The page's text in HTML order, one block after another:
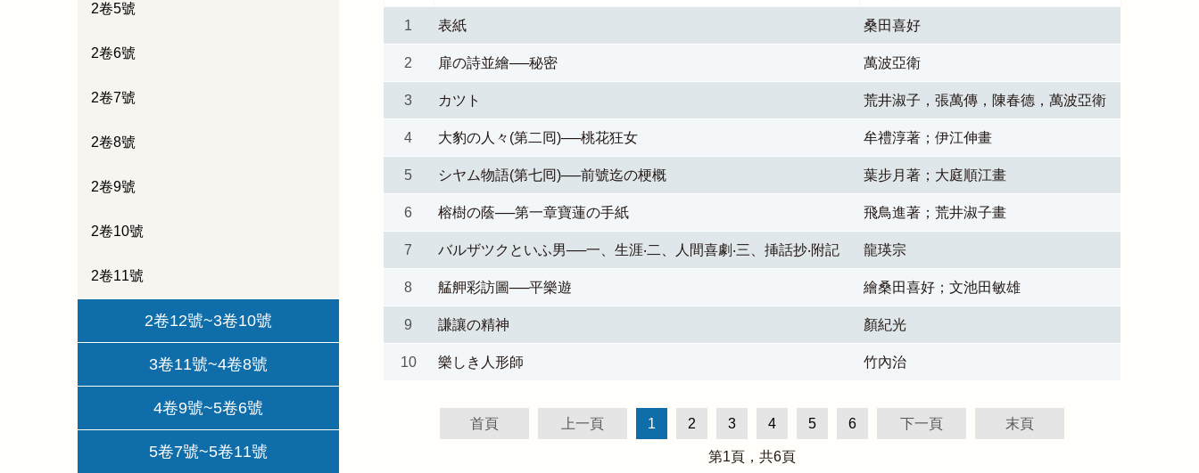
2卷5號
2卷6號
2卷7號
2卷8號
2卷9號
2卷10號
2卷11號
2卷12號~3卷10號
3卷11號~4卷8號
4卷9號~5卷6號
5卷7號~5卷11號
1 表紙 桑田喜好
2 扉の詩並繪──秘密 萬波亞衛
3 カツト 荒井淑子，張萬傳，陳春德，萬波亞衛
4 大豹の人々(第二囘)──桃花狂女 牟禮淳著；伊江伸畫
5 シヤム物語(第七囘)──前號迄の梗概 葉步月著；大庭順江畫
6 榕樹の蔭──第一章寶蓮の手紙 飛鳥進著；荒井淑子畫
7 バルザツクといふ男──一、生涯‧二、人間喜劇‧三、挿話抄‧附記 龍瑛宗
8 艋舺彩訪圖──平樂遊 繪桑田喜好；文池田敏雄
9 謙讓の精神 顏紀光
10 樂しき人形師 竹內治
首頁 上一頁 1 2 3 4 5 6 下一頁 末頁
第1頁，共6頁